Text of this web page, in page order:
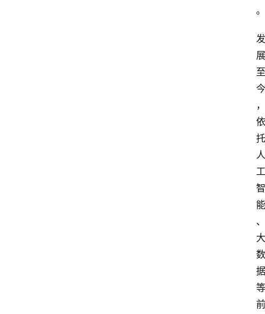
。
发
展
至
今
，
依
托
人
工
智
能
、
大
数
据
等
前